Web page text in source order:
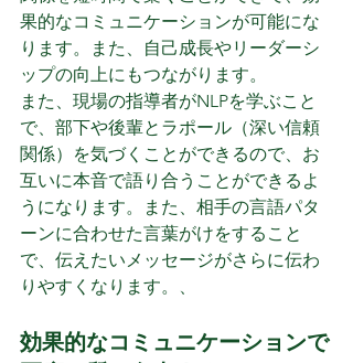
果的なコミュニケーションが可能にな
ります。また、自己成長やリーダーシ
ップの向上にもつながります。
また、現場の指導者がNLPを学ぶこと
で、部下や後輩とラポール（深い信頼
関係）を気づくことができるので、お
互いに本音で語り合うことができるよ
うになります。また、相手の言語パタ
ーンに合わせた言葉がけをすること
で、伝えたいメッセージがさらに伝わ
りやすくなります。、
効果的なコミュニケーションで